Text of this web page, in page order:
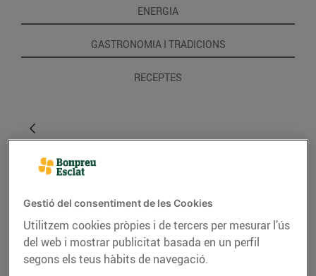
ENERGIA
GASTRONOMIA I TRADICIONS
RECEPTES
Gestió del consentiment de les Cookies
Utilitzem cookies pròpies i de tercers per mesurar l’ús
del web i mostrar publicitat basada en un perfil
segons els teus hàbits de navegació.